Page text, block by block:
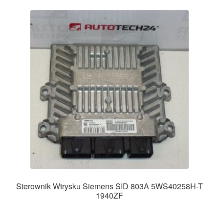
Sterownik Wtrysku Siemens SID 803A 5WS40258H-T
1940ZF